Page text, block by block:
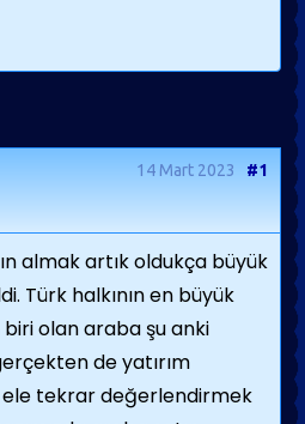
14 Mart 2023 #1
almak artık oldukça büyük
Türk halkının en büyük
biri olan araba şu anki
de yatırım
ele tekrar değerlendirmek